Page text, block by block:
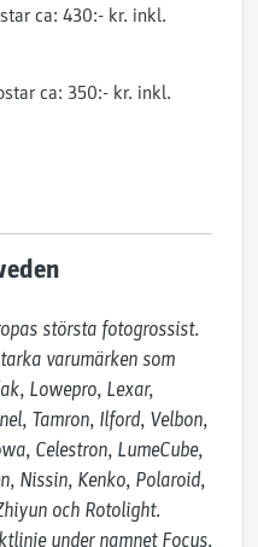
ca: 430:- kr. inkl.
ca: 350:- kr. inkl.
största fotogrossist.
varumärken som
Lowepro, Lexar,
Tamron, Ilford, Velbon,
Celestron, LumeCube,
Nissin, Kenko, Polaroid,
och Rotolight.
under namnet Focus.